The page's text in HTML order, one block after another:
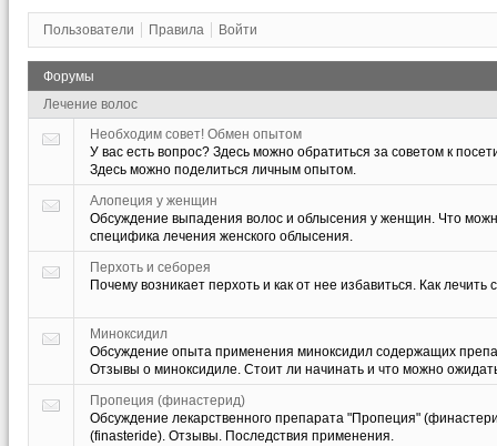
Пользователи Правила Войти
Форумы
Лечение волос
Необходим совет! Обмен опытом
У вас есть вопрос? Здесь можно обратиться за советом к
Здесь можно поделиться личным опытом.
Алопеция у женщин
Обсуждение выпадения волос и облысения у женщин. Что
специфика лечения женского облысения.
Перхоть и себорея
Почему возникает перхоть и как от нее избавиться. Как лечить
Миноксидил
Обсуждение опыта применения миноксидил содержащих
Отзывы о миноксидиле. Стоит ли начинать и что можно
Пропеция (финастерид)
Обсуждение лекарственного препарата "Пропеция"
(finasteride). Отзывы. Последствия применения.